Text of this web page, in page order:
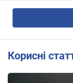
Корисні